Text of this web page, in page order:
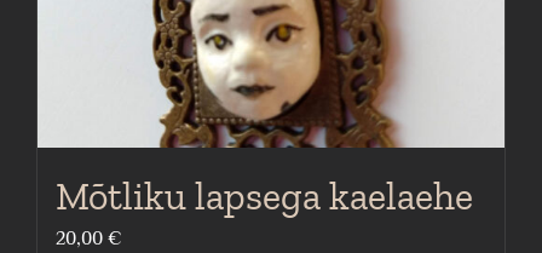
Mõtliku lapsega kaelaehe
20,00 €